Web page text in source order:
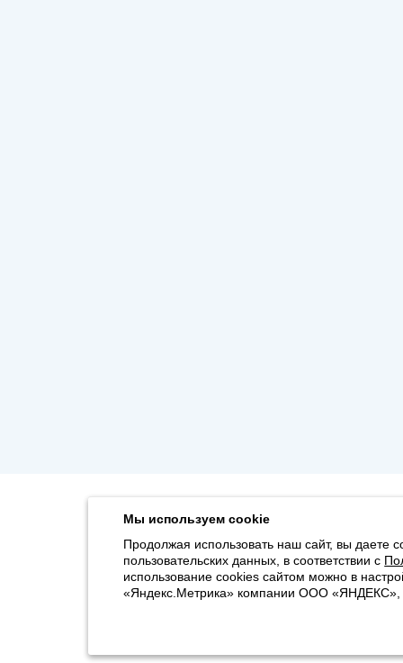
Мы используем cookie
Продолжая использовать наш сайт, вы даете
пользовательских данных, в соответствии с
использование cookies сайтом можно в
«Яндекс.Метрика» компании ООО «ЯНДЕКС»,